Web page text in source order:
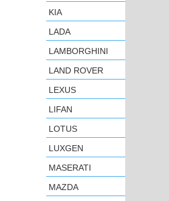
KIA
LADA
LAMBORGHINI
LAND ROVER
LEXUS
LIFAN
LOTUS
LUXGEN
MASERATI
MAZDA